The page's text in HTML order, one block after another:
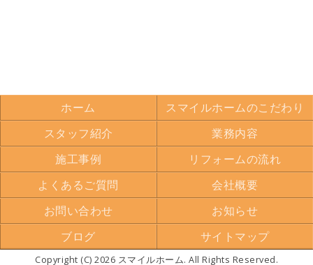
ホーム
スマイルホームのこだわり
スタッフ紹介
業務内容
施工事例
リフォームの流れ
よくあるご質問
会社概要
お問い合わせ
お知らせ
ブログ
サイトマップ
Copyright (C) 2026 スマイルホーム. All Rights Reserved.